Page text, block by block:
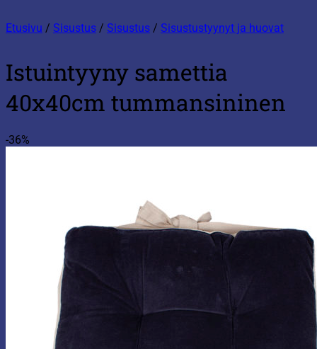
Etusivu / Sisustus / Sisustus / Sisustustyynyt ja huovat
Istuintyyny samettia
40x40cm tummansininen
-36%